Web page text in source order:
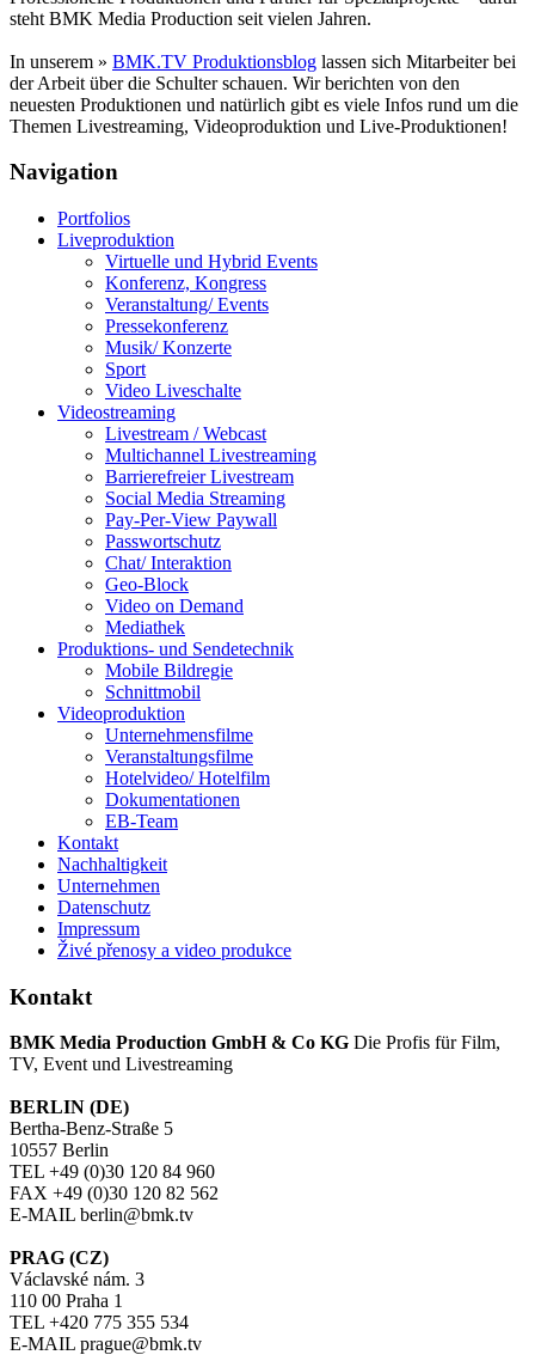
steht BMK Media Production seit vielen Jahren.
In unserem » BMK.TV Produktionsblog lassen sich Mitarbeiter bei
der Arbeit über die Schulter schauen. Wir berichten von den
neuesten Produktionen und natürlich gibt es viele Infos rund um die
Themen Livestreaming, Videoproduktion und Live-Produktionen!
Navigation
Portfolios
Liveproduktion
Virtuelle und Hybrid Events
Konferenz, Kongress
Veranstaltung/ Events
Pressekonferenz
Musik/ Konzerte
Sport
Video Liveschalte
Videostreaming
Livestream / Webcast
Multichannel Livestreaming
Barrierefreier Livestream
Social Media Streaming
Pay-Per-View Paywall
Passwortschutz
Chat/ Interaktion
Geo-Block
Video on Demand
Mediathek
Produktions- und Sendetechnik
Mobile Bildregie
Schnittmobil
Videoproduktion
Unternehmensfilme
Veranstaltungsfilme
Hotelvideo/ Hotelfilm
Dokumentationen
EB-Team
Kontakt
Nachhaltigkeit
Unternehmen
Datenschutz
Impressum
Živé přenosy a video produkce
Kontakt
BMK Media Production GmbH & Co KG Die Profis für Film,
TV, Event und Livestreaming
BERLIN (DE)
Bertha-Benz-Straße 5
10557 Berlin
TEL +49 (0)30 120 84 960
FAX +49 (0)30 120 82 562
E-MAIL berlin@bmk.tv
PRAG (CZ)
Václavské nám. 3
110 00 Praha 1
TEL +420 775 355 534
E-MAIL prague@bmk.tv